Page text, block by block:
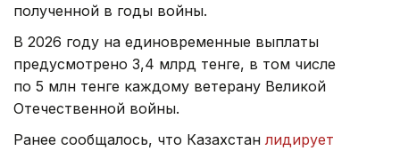
полученной в годы войны.
В 2026 году на единовременные выплаты
предусмотрено 3,4 млрд тенге, в том числе
по 5 млн тенге каждому ветерану Великой
Отечественной войны.
Ранее сообщалось, что Казахстан лидирует